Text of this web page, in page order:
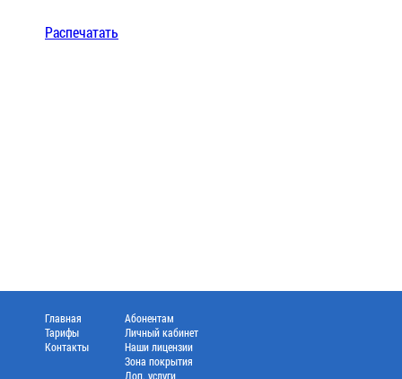
Распечатать
Главная
Тарифы
Контакты
Абонентам
Личный кабинет
Наши лицензии
Зона покрытия
Доп. услуги